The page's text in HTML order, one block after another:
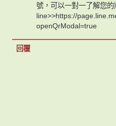
號，可以一對一了解您的
line>>https://
openQrModal=true
回覆